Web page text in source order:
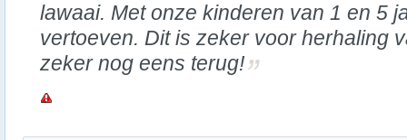
lawaai. Met onze kinderen van 1 en 5
vertoeven. Dit is zeker voor herhaling
zeker nog eens terug!